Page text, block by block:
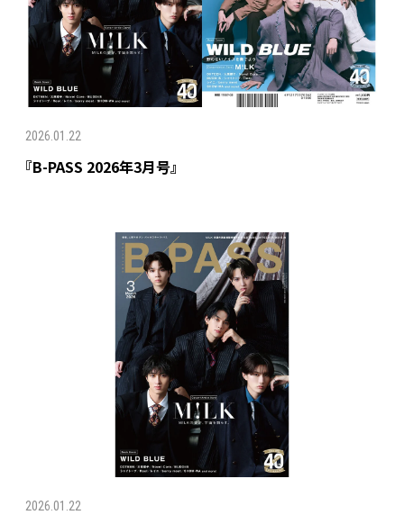
2026.01.22
『B-PASS 2026年3月号』
2026.01.22